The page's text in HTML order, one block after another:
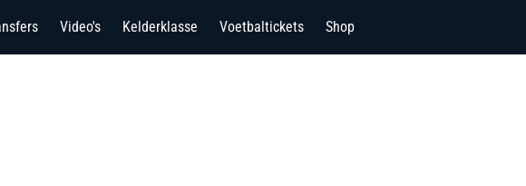
Video's Kelderklasse Voetbaltickets Shop